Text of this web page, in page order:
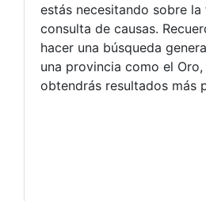
estás necesitando sobre
consulta de causas.
hacer una búsqueda
una provincia como el
obtendrás resultados más